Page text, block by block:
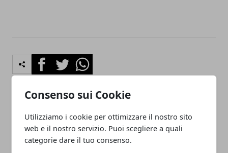
Consenso sui Cookie
Utilizziamo i cookie per ottimizzare il nostro sito
web e il nostro servizio. Puoi scegliere a quali
categorie dare il tuo consenso.
FacebookTwitterWhatsapp
Articolo Precedente
Ricetta vegetariana della
Parmigiana di Zucchine
Articolo Successivo
Bambini e disturbi del